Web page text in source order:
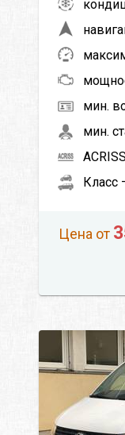
мин.
мин.
Класс
Цена от